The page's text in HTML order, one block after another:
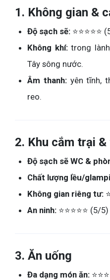
1. Không gian &
Độ sạch sẽ: ⭐⭐⭐⭐⭐
Không khí:trong
Tây sông nước.
Âm thanh:yên tĩnh,
reo.
2. Khu cắm trại
Độ sạch sẽ WC &
Chất lượng lều/
Không gian riêng tư:
An ninh: ⭐⭐⭐⭐⭐ (5/5)
3. Ăn uống
Đa dạng món ăn: